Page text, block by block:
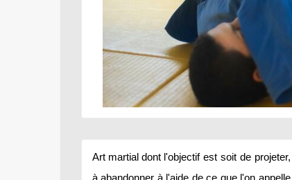
Art martial dont l'objectif est soit de projeter,